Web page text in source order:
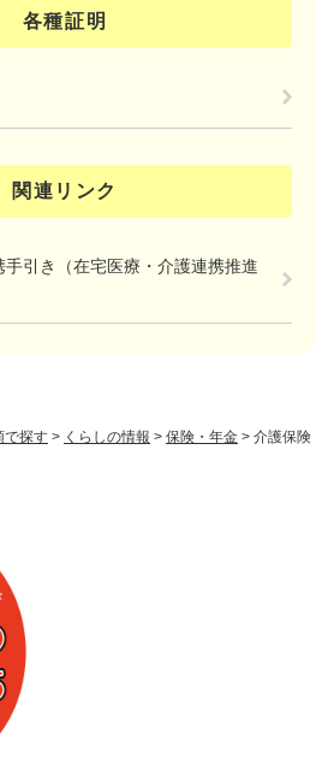
で探す > くらしの情報 > 保険・年金 > 介護保険
各種証明
関連リンク
引き（在宅医療・介護連携推進